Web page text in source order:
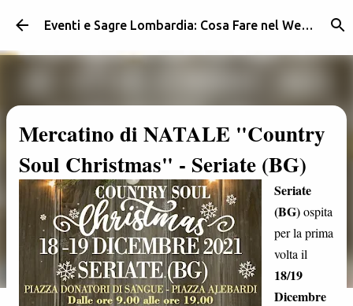
Passa ai contenuti principali Eventi e Sagre Lombardia: Cosa Fare nel Weekend | Weekendidea
Mercatino di NATALE "Country
Soul Christmas" - Seriate (BG)
Seriate
(BG)ospita
per la prima
volta il
18/19
Dicembre